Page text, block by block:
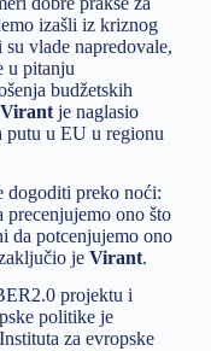
izašli iz kriznog
vlade napredovale,
u pitanju
budžetskih
je naglasio
putu u EU u regionu
dogoditi preko noći:
precenjujemo ono što
da potcenjujemo ono
je Virant.
projektu i
politike je
za evropske